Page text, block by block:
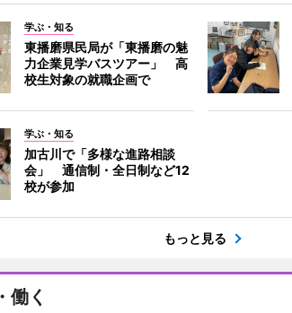
学ぶ・知る
東播磨県民局が「東播磨の魅
力企業見学バスツアー」 高
校生対象の就職企画で
学ぶ・知る
加古川で「多様な進路相談
会」 通信制・全日制など12
校が参加
もっと見る
働く